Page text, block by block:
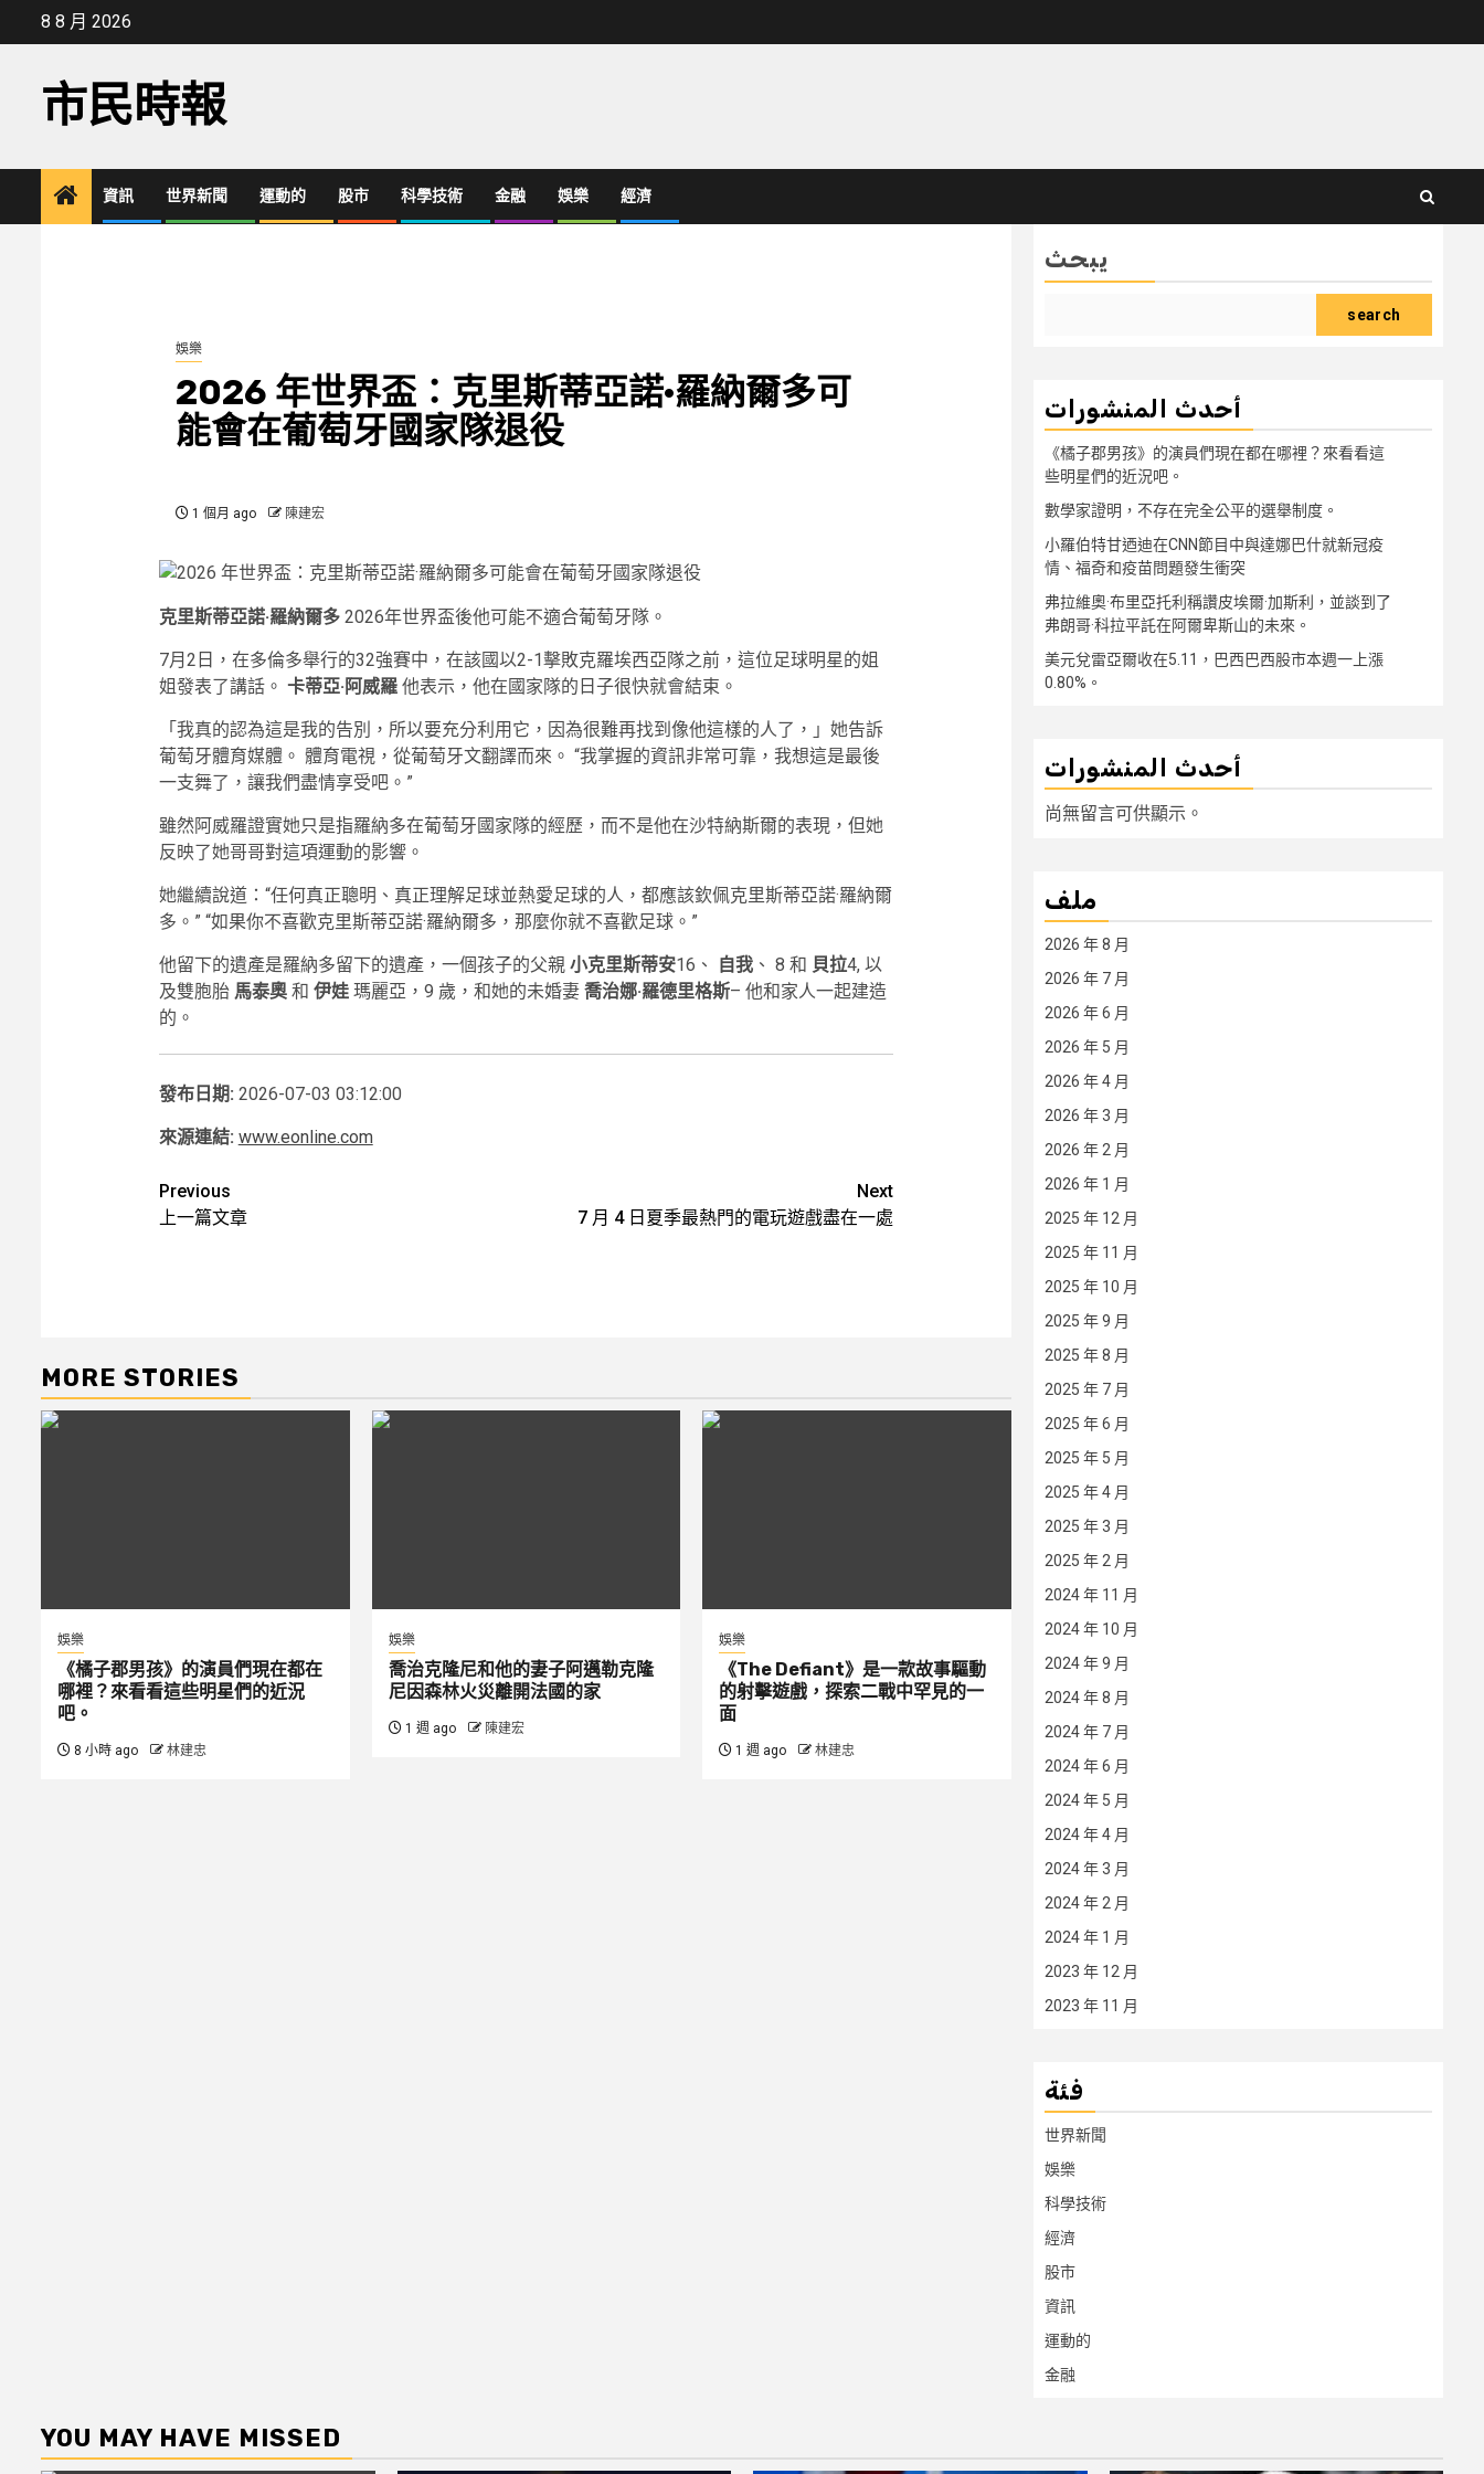
8 8 月 2026
市民時報
資訊 世界新聞 運動的 股市 科學技術 金融 娛樂 經濟
娛樂
2026 年世界盃：克里斯蒂亞諾·羅納爾多可
能會在葡萄牙國家隊退役
1 個月 ago 陳建宏
克里斯蒂亞諾·羅納爾多2026年世界盃後他可能不適合葡萄牙隊。
7月2日，在多倫多舉行的32強賽中，在該國以2-1擊敗克羅埃西亞隊之前，這位足球明星的姐
姐發表了講話。 卡蒂亞·阿威羅他表示，他在國家隊的日子很快就會結束。
「我真的認為這是我的告別，所以要充分利用它，因為很難再找到像他這樣的人了，」她告訴
葡萄牙體育媒體。 體育電視，從葡萄牙文翻譯而來。 “我掌握的資訊非常可靠，我想這是最後
一支舞了，讓我們盡情享受吧。”
雖然阿威羅證實她只是指羅納多在葡萄牙國家隊的經歷，而不是他在沙特納斯爾的表現，但她
反映了她哥哥對這項運動的影響。
她繼續說道：“任何真正聰明、真正理解足球並熱愛足球的人，都應該欽佩克里斯蒂亞諾·羅納爾
多。” “如果你不喜歡克里斯蒂亞諾·羅納爾多，那麼你就不喜歡足球。”
他留下的遺產是羅納多留下的遺產，一個孩子的父親 小克里斯蒂安16、 自我、 8 和 貝拉4, 以
及雙胞胎 馬泰奧和 伊娃瑪麗亞，9 歲，和她的未婚妻 喬治娜·羅德里格斯– 他和家人一起建造
的。
發布日期: 2026-07-03 03:12:00
來源連結: www.eonline.com
Post
navigation
Previous
上一篇文章
Next
7 月 4 日夏季最熱門的電玩遊戲盡在一處
MORE STORIES
娛樂
《橘子郡男孩》的演員們現在都在
哪裡？來看看這些明星們的近況
吧。
8 小時 ago 林建忠
娛樂
喬治克隆尼和他的妻子阿邁勒克隆
尼因森林火災離開法國的家
1 週 ago 陳建宏
娛樂
《The Defiant》是一款故事驅動
的射擊遊戲，探索二戰中罕見的一
面
1 週 ago 林建忠
يبحث
search
أحدث المنشورات
《橘子郡男孩》的演員們現在都在哪裡？來看看這
些明星們的近況吧。
數學家證明，不存在完全公平的選舉制度。
小羅伯特甘迺迪在CNN節目中與達娜巴什就新冠疫
情、福奇和疫苗問題發生衝突
弗拉維奧·布里亞托利稱讚皮埃爾·加斯利，並談到了
弗朗哥·科拉平託在阿爾卑斯山的未來。
美元兌雷亞爾收在5.11，巴西巴西股市本週一上漲
0.80%。
أحدث المنشورات
尚無留言可供顯示。
ملف
2026 年 8 月
2026 年 7 月
2026 年 6 月
2026 年 5 月
2026 年 4 月
2026 年 3 月
2026 年 2 月
2026 年 1 月
2025 年 12 月
2025 年 11 月
2025 年 10 月
2025 年 9 月
2025 年 8 月
2025 年 7 月
2025 年 6 月
2025 年 5 月
2025 年 4 月
2025 年 3 月
2025 年 2 月
2024 年 11 月
2024 年 10 月
2024 年 9 月
2024 年 8 月
2024 年 7 月
2024 年 6 月
2024 年 5 月
2024 年 4 月
2024 年 3 月
2024 年 2 月
2024 年 1 月
2023 年 12 月
2023 年 11 月
فئة
世界新聞
娛樂
科學技術
經濟
股市
資訊
運動的
金融
YOU MAY HAVE MISSED